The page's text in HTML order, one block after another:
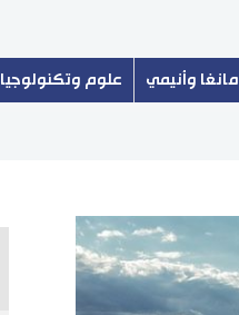
مانغا وأنيمي علوم وتكنولوجيا